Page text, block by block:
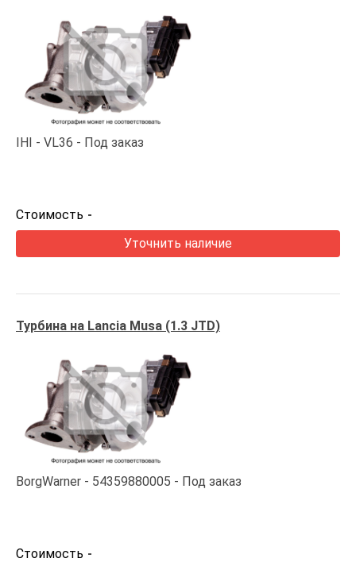
IHI VL36 Под заказ
Стоимость -
Уточнить наличие
Турбина на Lancia Musa (1.3 JTD)
BorgWarner 54359880005 Под заказ
Стоимость -